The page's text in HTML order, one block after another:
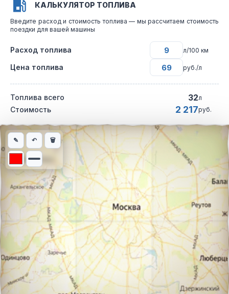
КАЛЬКУЛЯТОР ТОПЛИВА
Введите расход и стоимость топлива — мы рассчитаем стоимость
поездки для вашей машины
Расход топлива л/100 км
Цена топлива руб./л
Топлива всего 32л
Стоимость 2 217руб.
Интерактивная карта автомобильного маршрута из города
✎ ↶ 🗑